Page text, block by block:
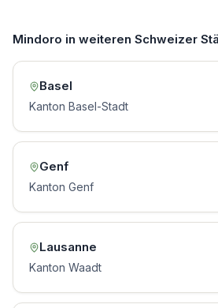
Mindoro in weiteren Schweizer
Basel
Kanton Basel-Stadt
Genf
Kanton Genf
Lausanne
Kanton Waadt